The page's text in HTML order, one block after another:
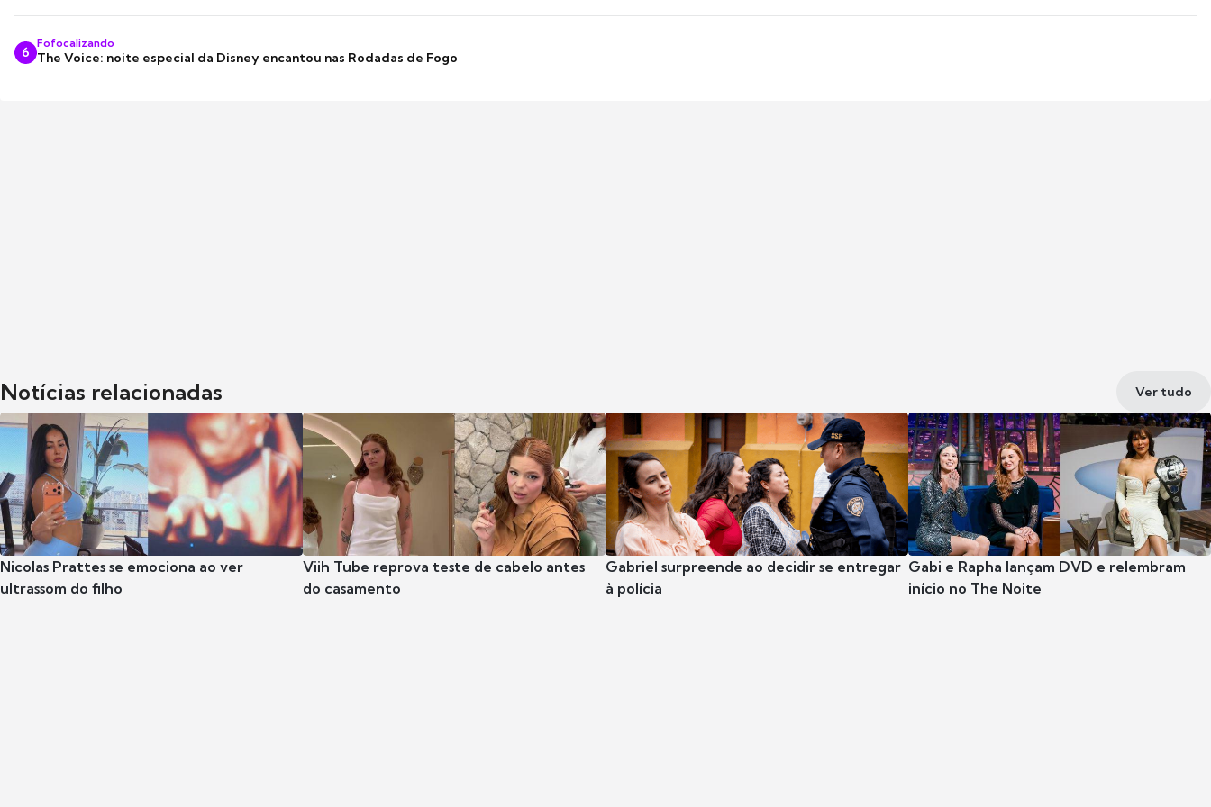
6
Fofocalizando
The Voice: noite especial da Disney encantou nas Rodadas de Fogo
Notícias relacionadas Ver tudo
Nicolas Prattes se emociona ao ver
ultrassom do filho
Viih Tube reprova teste de cabelo antes
do casamento
Gabriel surpreende ao decidir se entregar
à polícia
Gabi e Rapha lançam DVD e relembram
início no The Noite